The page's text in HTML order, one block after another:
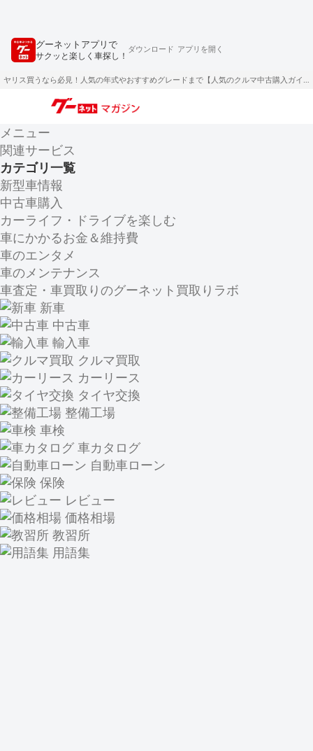
グーネットアプリで
サクッと楽しく車探し！
ダウンロード アプリを開く
ヤリス買うなら必見！人気の年式やおすすめグレードまで【人気のクルマ中古購入ガイド】
メニュー
関連サービス
カテゴリ一覧
新型車情報
中古車購入
カーライフ・ドライブを楽しむ
車にかかるお金＆維持費
車のエンタメ
車のメンテナンス
車査定・車買取りのグーネット買取りラボ
新車
中古車
輸入車
クルマ買取
カーリース
タイヤ交換
整備工場
車検
車カタログ
自動車ローン
保険
レビュー
価格相場
教習所
用語集